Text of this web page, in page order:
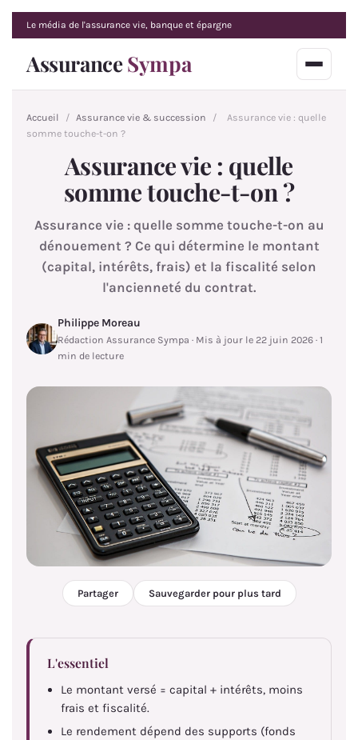
Le média de l'assurance vie, banque et épargne
AssuranceSympa
Accueil / Assurance vie & succession /
Assurance vie : quelle
somme touche-t-on ?
Assurance vie : quelle
somme touche-t-on ?
Assurance vie : quelle somme touche-t-on au
dénouement ? Ce qui détermine le montant
(capital, intérêts, frais) et la fiscalité selon
l'ancienneté du contrat.
Philippe Moreau
Rédaction Assurance Sympa · Mis à jour le 22 juin 2026 · 1
min de lecture
Partager Sauvegarder pour plus tard
L'essentiel
Le montant versé = capital + intérêts, moins
frais et fiscalité.
Le rendement dépend des supports (fonds